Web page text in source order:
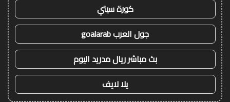
كورة سيتي
جول العرب goalarab
بث مباشر ريال مدريد اليوم
يلا لايف